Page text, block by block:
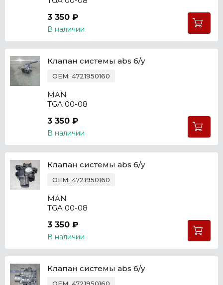
3 350 ₽
В наличии
Клапан системы abs б/у
OEM: 4721950160
MAN
TGA 00-08
3 350 ₽
В наличии
Клапан системы abs б/у
OEM: 4721950160
MAN
TGA 00-08
3 350 ₽
В наличии
Клапан системы abs б/у